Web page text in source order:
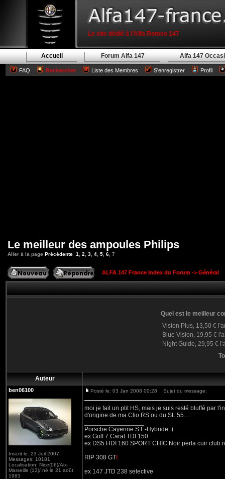
Le site dédié à l'Alfa Romeo 147
Accueil Forum Alfa 147 Alfa 147
FAQ Rechercher Liste des Membres S'enregistrer Profil
Le meilleur des ampoules Philips
Aller à la page Précédente 1 2 3 4 5 6 7
ALFA 147 France Index du Forum -> Général
Quel est le meilleur
Vision Plus, 13,50 €
Blue Vision, 19,95 €
Night Guide, 29,95 €
Auteur
ben06100
Inscrit le: 23 Juil 2007
Messages: 10181
Localisation: Nice(06)/Aix-
Marseille (13)/ né le 21 août
1983
Posté le: 03 Jan 2008 00:28 Sujet du message:
moi je fait un ptit HS, mais je suis resté bluffé par
d'origine de ma Clio RS ou du SL 55....
Porsche Cayenne S E-Hybride :)
ex Golf 7 Carat TDI 150
ex DS5 HDI 160 SPORT CHIC Noir perla cuir club
RIP 308 GT
ex 147 JTD 238 selective